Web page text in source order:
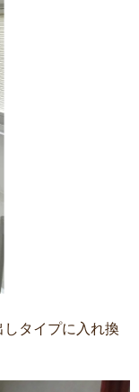
タイプに入れ換